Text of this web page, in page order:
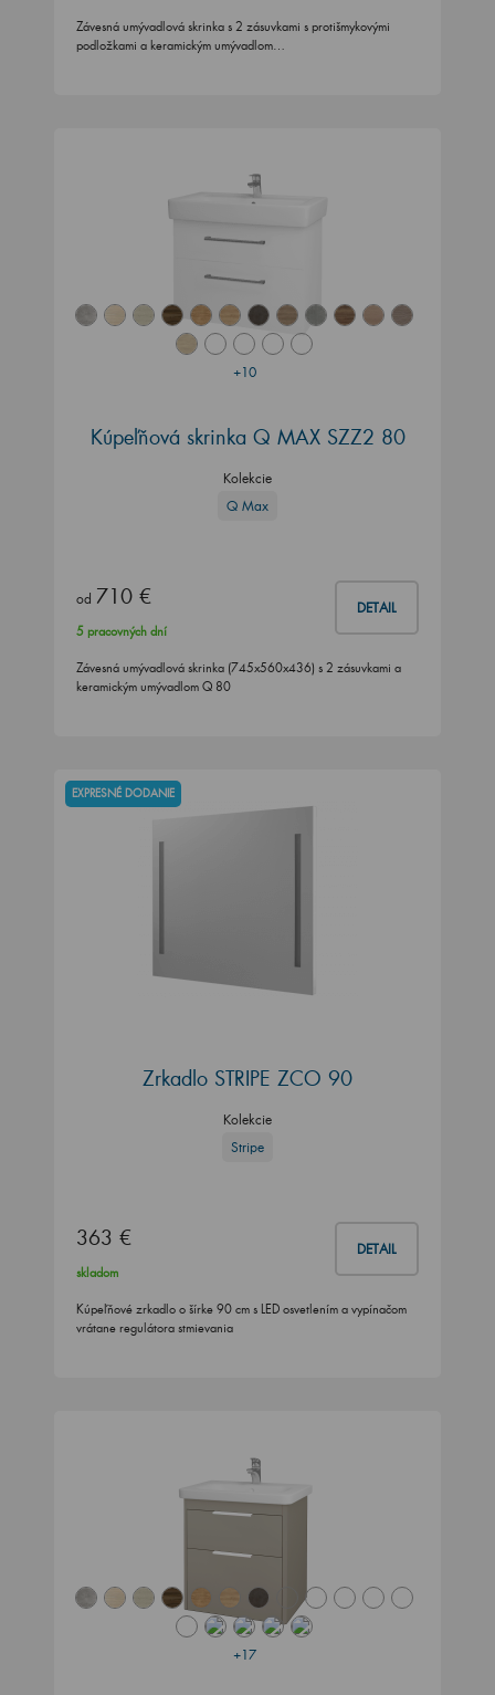
Závesná umývadlová skrinka s 2 zásuvkami s protišmykovými
podložkami a keramickým umývadlom…
+10
Kúpeľňová skrinka Q MAX SZZ2 80
Kolekcie
Q Max
od 710 € DETAIL
5 pracovných dní
Závesná umývadlová skrinka (745x560x436) s 2 zásuvkami a
keramickým umývadlom Q 80
EXPRESNÉ DODANIE
Zrkadlo STRIPE ZCO 90
Kolekcie
Stripe
363 € DETAIL
skladom
Kúpeľňové zrkadlo o šírke 90 cm s LED osvetlením a vypínačom
vrátane regulátora stmievania
+17